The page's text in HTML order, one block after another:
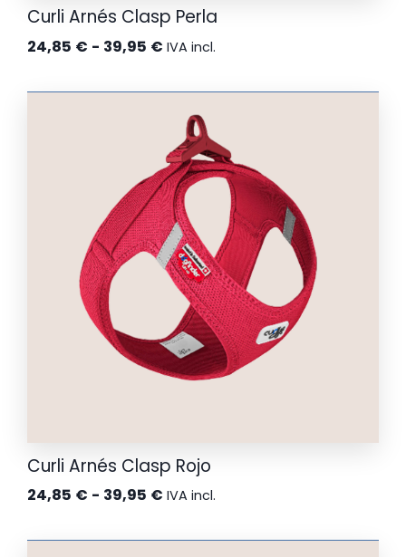
Curli Arnés Clasp Perla
24,85 € - 39,95 € Rango
precios:
desde
24,85 €
hasta
39,95 €
IVA incl.
Curli Arnés Clasp Rojo
24,85 € - 39,95 € Rango
precios:
IVA incl.